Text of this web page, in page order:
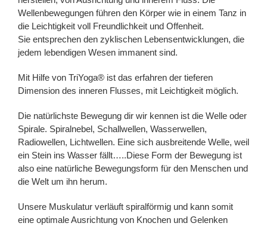
Wellenbewegungen führen den Körper wie in einem Tanz in
die Leichtigkeit voll Freundlichkeit und Offenheit.
Sie entsprechen den zyklischen Lebensentwicklungen, die
jedem lebendigen Wesen immanent sind.
Mit Hilfe von TriYoga® ist das erfahren der tieferen
Dimension des inneren Flusses, mit Leichtigkeit möglich.
Die natürlichste Bewegung dir wir kennen ist die Welle oder
Spirale. Spiralnebel, Schallwellen, Wasserwellen,
Radiowellen, Lichtwellen. Eine sich ausbreitende Welle, weil
ein Stein ins Wasser fällt…..Diese Form der Bewegung ist
also eine natürliche Bewegungsform für den Menschen und
die Welt um ihn herum.
Unsere Muskulatur verläuft spiralförmig und kann somit
eine optimale Ausrichtung von Knochen und Gelenken